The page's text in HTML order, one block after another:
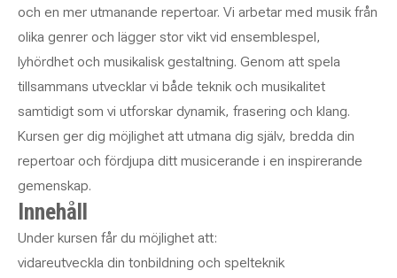
och en mer utmanande repertoar. Vi arbetar med musik från
olika genrer och lägger stor vikt vid ensemblespel,
lyhördhet och musikalisk gestaltning. Genom att spela
tillsammans utvecklar vi både teknik och musikalitet
samtidigt som vi utforskar dynamik, frasering och klang.
Kursen ger dig möjlighet att utmana dig själv, bredda din
repertoar och fördjupa ditt musicerande i en inspirerande
gemenskap.
Innehåll
Under kursen får du möjlighet att:
vidareutveckla din tonbildning och spelteknik